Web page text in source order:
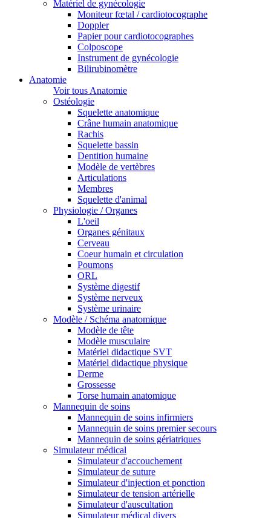
Matériel de gynécologie
Moniteur fœtal / cardiotocographe
Doppler
Papier pour cardiotocographes
Colposcope
Instrument de gynécologie
Bilirubinomètre
Anatomie
Voir tous Anatomie
Ostéologie
Squelette anatomique
Crâne humain anatomique
Rachis
Squelette bassin
Dentition humaine
Modèle de vertèbres
Articulations
Membres
Squelette d'animal
Physiologie / Organes
L'oeil
Organes génitaux
Cerveau
Coeur humain et circulation
Poumons
ORL
Système digestif
Système nerveux
Système urinaire
Modèle / Schéma anatomique
Modèle de tête
Modèle musculaire
Matériel didactique SVT
Matériel didactique physique
Derme
Grossesse
Torse humain anatomique
Mannequin de soins
Mannequin de soins infirmiers
Mannequin de soins premier secours
Mannequin de soins gériatriques
Simulateur médical
Simulateur d'accouchement
Simulateur de suture
Simulateur d'injection et ponction
Simulateur de tension artérielle
Simulateur d'auscultation
Simulateur médical divers